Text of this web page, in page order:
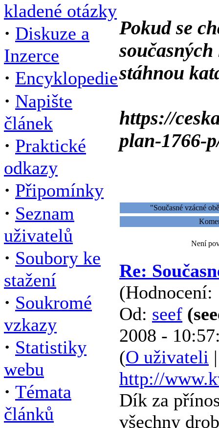
kladené otázky
· Diskuze a
Inzerce
· Encyklopedie
· Napište
článek
· Praktické
odkazy
· Připomínky
· Seznam
uživatelů
· Soubory ke
stažení
· Soukromé
vzkazy
· Statistiky
webu
· Témata
článků
Pokud se
stáhnou
https://
plan-1766-
"Současné vzácné
Není
Re:
(Hodnocení:
Od: seef
2008 -
(O uživateli
http://
Dík za
všechny